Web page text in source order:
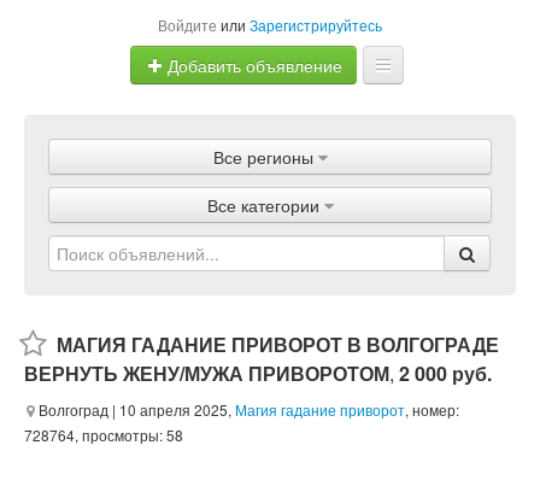
Войдите или Зарегистрируйтесь
Добавить объявление
Объявления
Магазины
Услуги
Все регионы
Все категории
МАГИЯ ГАДАНИЕ ПРИВОРОТ В ВОЛГОГРАДЕ
ВЕРНУТЬ ЖЕНУ/МУЖА ПРИВОРОТОМ, 2 000 руб.
Волгоград | 10 апреля 2025, Магия гадание приворот, номер:
728764, просмотры: 58